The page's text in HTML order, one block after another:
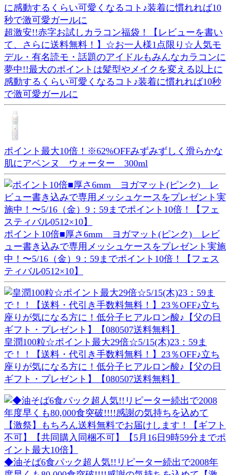
超激安!!赤字お試しカラコン福袋！【レビューを書い
て、さらに送料無料！】☆お一人様1点限り☆人気モ
デル・有名読モ・話題のアイドルもみんなカラコンに
夢中!!最大のポイントは髪型やメイクを変える以上に
感動するくらい可愛くなるコト♪装着に慣れれば10秒
で激可愛ガールに
ポイント最大10倍！※62%OFFみずみずしく滑らかな
肌にアベンヌ ウォーター 300ml
ポイント10倍■厚さ6mm ヨガマット(ピンク) レビ
ュー書き込みで専用メッシュケースをプレゼント実施
中！〜5/16（金）9：59までポイント10倍！【フェス
ティバル0512×10】
皇潤100粒☆ポイント最大29倍☆5/15(木)23：59ま
で！！【送料・代引き手数料無料！】23％OFF♪立ち
座りが気になる方に！低分子ヒアルロン酸♪【父の日
ギフト・プレゼント】【080507送料無料】
◆油そば6食パック超人気!!リピーター続出で2008年